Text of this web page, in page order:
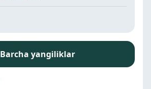
Barcha yangiliklar